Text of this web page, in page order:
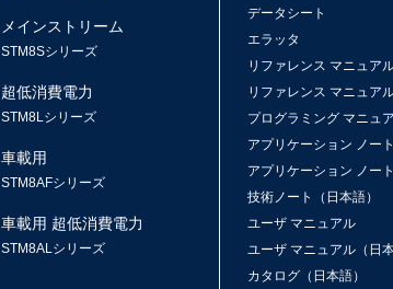
メインストリーム
STM8Sシリーズ
超低消費電力
STM8Lシリーズ
車載用
STM8AFシリーズ
車載用 超低消費電力
STM8ALシリーズ
データシート
エラッタ
リファレンス マニュア
リファレンス マニュア
プログラミング マニュ
アプリケーション ノー
アプリケーション ノー
技術ノート（日本語）
ユーザ マニュアル
ユーザ マニュアル（日
カタログ（日本語）